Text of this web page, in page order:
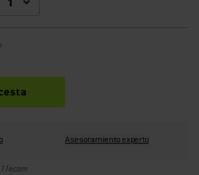
Asesoramiento experto